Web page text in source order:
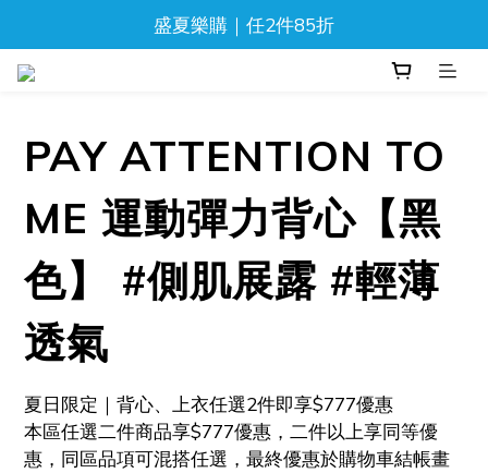
盛夏樂購｜任2件85折
盛夏樂購｜任2件85折
盛夏樂購｜任2件85折
PAY ATTENTION TO
ME 運動彈力背心【黑
色】 #側肌展露 #輕薄
透氣
夏日限定｜背心、上衣任選2件即享$777優惠
本區任選二件商品享$777優惠，二件以上享同等優
惠，同區品項可混搭任選，最終優惠於購物車結帳畫